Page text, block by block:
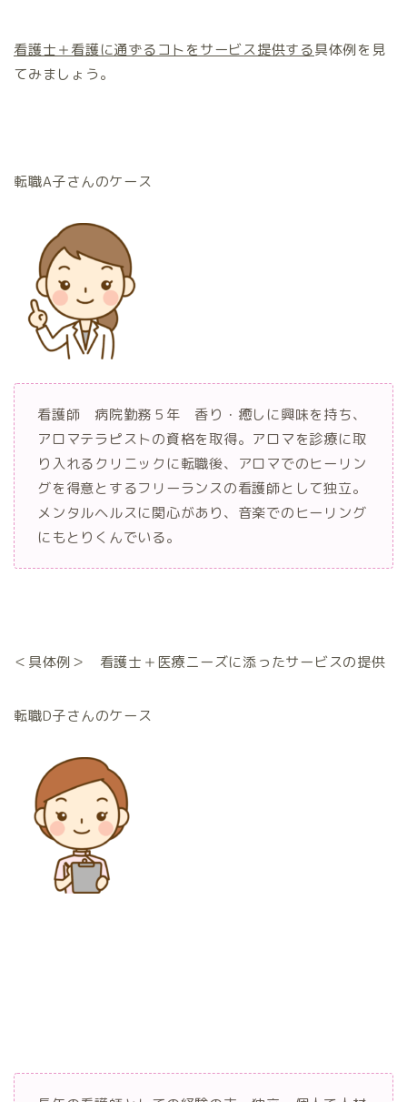
看護士＋看護に通ずるコトをサービス提供する具体例を見
てみましょう。
転職A子さんのケース
看護師 病院勤務５年 香り・癒しに興味を持ち、
アロマテラピストの資格を取得。アロマを診療に取
り入れるクリニックに転職後、アロマでのヒーリン
グを得意とするフリーランスの看護師として独立。
メンタルヘルスに関心があり、音楽でのヒーリング
にもとりくんでいる。
＜具体例＞ 看護士＋医療ニーズに添ったサービスの提供
転職D子さんのケース